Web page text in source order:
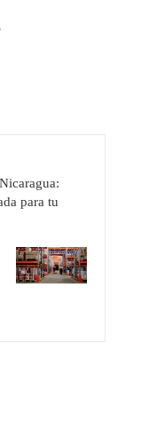
para tu